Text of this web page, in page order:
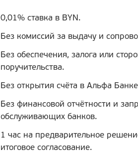
0,01% ставка в BYN.
Без комиссий за выдачу и
Без обеспечения, залога или
поручительства.
Без открытия счёта в Альфа
Без финансовой отчётности и
обслуживающих банков.
1 час на предварительное
итоговое согласование.